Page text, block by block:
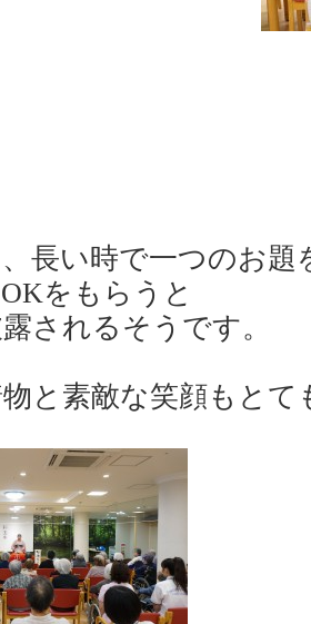
長い時で一つのお題
をもらうと
されるそうです。
と素敵な笑顔もとて